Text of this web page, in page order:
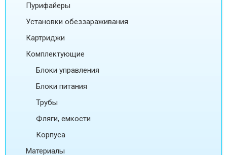
Пурифайеры
Установки обеззараживания
Картриджи
Комплектующие
Блоки управления
Блоки питания
Трубы
Фляги, емкости
Корпуса
Материалы